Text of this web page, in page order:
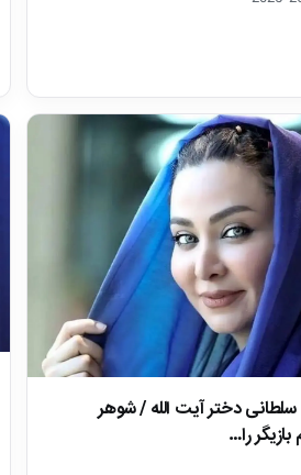
سلطانی دختر آیت الله / شوهر
را…